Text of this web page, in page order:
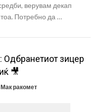
верувам декап
Потребно да …
Одбранетиот зицер
🎥
Мак ракомет